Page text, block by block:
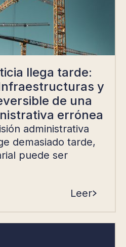
llega tarde:
y
de una
errónea
administrativa
demasiado tarde,
puede ser
Leer